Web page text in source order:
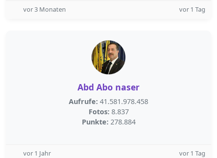
vor 3 Monaten vor 1 Tag
Abd Abo naser
Aufrufe: 41.581.978.458
Fotos: 8.837
Punkte: 278.884
vor 1 Jahr vor 1 Tag